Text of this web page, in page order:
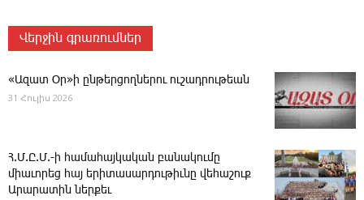
Վերջին գրառումներ
«Ազատ Օր»ի ընթերցողներու ուշադրութեան
31 Հուլիս 2026
Հ.Մ.Ը.Մ.-ի համահայկական բանակումը
միաւորեց հայ երիտասարդութիւնը վեհաշուք
Արարատին ներքեւ